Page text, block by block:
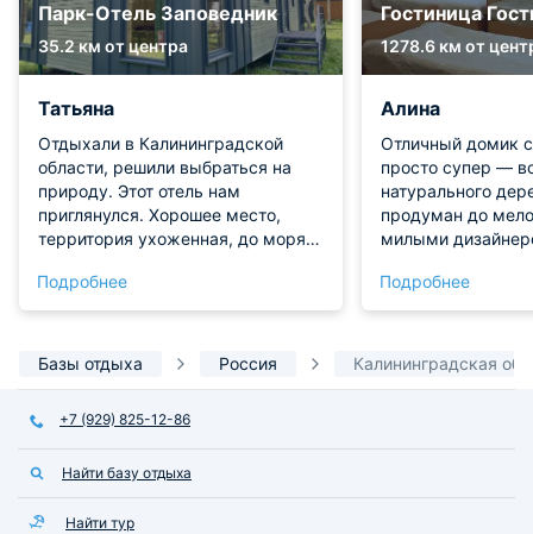
Парк-Отель Заповедник
35.2 км от центра
Татьяна
Отдыхали в Калининградской
области, решили выбраться на
природу. Этот отель нам
приглянулся. Хорошее место,
территория ухоженная, до моря
современные, со всеми
принадлежностями, так что
остались довольны!
Подробнее
Гостиница
1278.6 км от
Алина
Отличный домик
просто супер —
натурального
продуман до
милыми
комфорта:
телевизор, стол
плюс за
Подробнее
Базы отдыха Россия Калининградская
+7 (929) 825-12-86
Найти базу отдыха
Найти тур